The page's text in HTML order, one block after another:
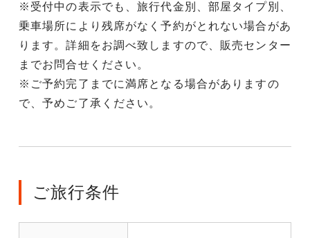
※受付中の表示でも、旅行代金別、部屋タイプ別、
乗車場所により残席がなく予約がとれない場合があ
ります。詳細をお調べ致しますので、販売センター
までお問合せください。
※ご予約完了までに満席となる場合がありますの
で、予めご了承ください。
ご旅行条件